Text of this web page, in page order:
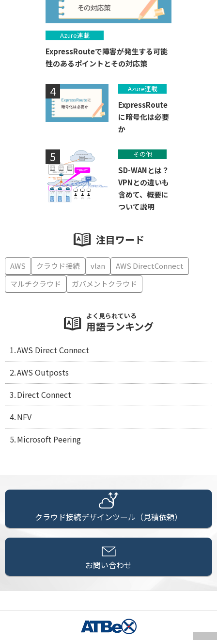
Azure連載
ExpressRouteで障害が発生する可能
性のあるポイントとその対応策
Azure連載
ExpressRoute
に暗号化は必要
か
その他
SD-WANとは？
VPNとの違いも
含めて、概要に
ついて説明
注目ワード
AWS クラウド接続 vlan
AWS DirectConnect
マルチクラウド
ガバメントクラウド
よく見られている
用語ランキング
AWS Direct Connect
AWS Outposts
Direct Connect
NFV
Microsoft Peering
クラウド接続デザインツール（見積依頼）
お問い合わせ